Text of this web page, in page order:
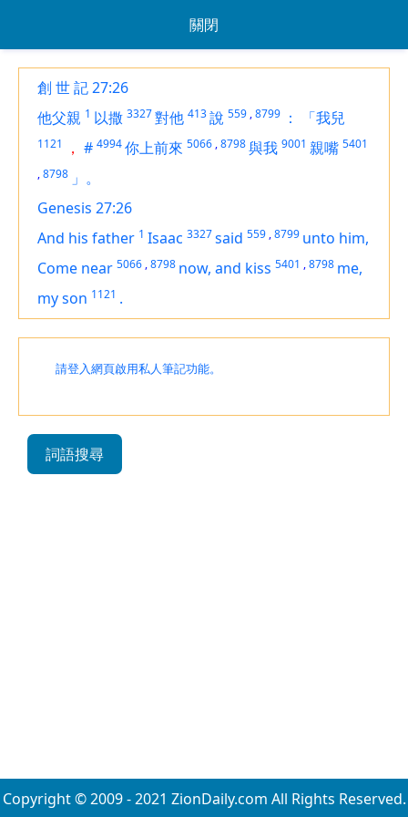
關閉
創 世 記 27:26
他父親 1 以撒 3327對他 413說 559 ,8799 ： 「我兒
1121 ， # 4994你上前來 5066 ,8798與我 9001 親嘴 5401
,8798 」。
Genesis 27:26
And his father 1 Isaac 3327said 559 ,8799 unto him,
Come near 5066 ,8798 now, and kiss 5401 ,8798 me,
my son 1121 .
請登入網頁啟用私人筆記功能。
詞語搜尋
Copyright © 2009 - 2021 ZionDaily.com All Rights Reserved.